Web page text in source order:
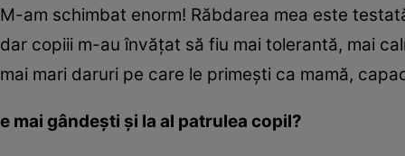
M-am schimbat enorm! Răbdarea mea este
dar copiii m-au învățat să fiu mai tolerantă, mai
mai mari daruri pe care le primești ca mamă,
e mai gândești și la al patrulea copil?